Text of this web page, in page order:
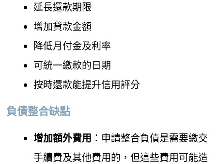
延長還款期限
增加貸款金額
降低月付金及利率
可統一繳款的日期
按時還款能提升信用評分
負債整合缺點
增加額外費用 ：申請整合負債是需要繳交
手續費及其他費用的，但這些費用可能造